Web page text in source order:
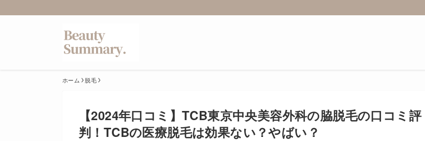
ホーム 脱毛
【2024年口コミ】TCB東京中央美容外科の脇脱毛の口コミ評
判！TCBの医療脱毛は効果ない？やばい？